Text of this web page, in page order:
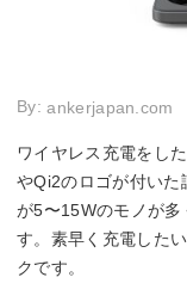
By:ankerjapan.com
ワイヤレス充電をし
やQi2のロゴが付いた
が5〜15Wのモノが多
す。素早く充電した
クです。